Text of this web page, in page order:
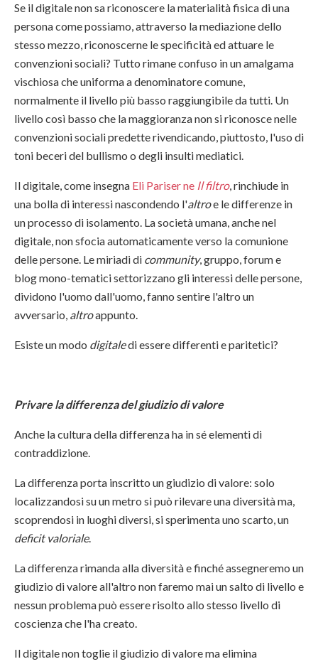
Se il digitale non sa riconoscere la materialità fisica di una
persona come possiamo, attraverso la mediazione dello
stesso mezzo, riconoscerne le specificità ed attuare le
convenzioni sociali? Tutto rimane confuso in un amalgama
vischiosa che uniforma a denominatore comune,
normalmente il livello più basso raggiungibile da tutti. Un
livello così basso che la maggioranza non si riconosce nelle
convenzioni sociali predette rivendicando, piuttosto, l'uso di
toni beceri del bullismo o degli insulti mediatici.
Il digitale, come insegna Eli Pariser ne Il filtro, rinchiude in
una bolla di interessi nascondendo l'altroe le differenze in
un processo di isolamento. La società umana, anche nel
digitale, non sfocia automaticamente verso la comunione
delle persone. Le miriadi di community, gruppo, forum e
blog mono-tematici settorizzano gli interessi delle persone,
dividono l'uomo dall'uomo, fanno sentire l'altro un
avversario, altroappunto.
Esiste un modo digitaledi essere differenti e paritetici?
Privare la differenza del giudizio di valore
Anche la cultura della differenza ha in sé elementi di
contraddizione.
La differenza porta inscritto un giudizio di valore: solo
localizzandosi su un metro si può rilevare una diversità ma,
scoprendosi in luoghi diversi, si sperimenta uno scarto, un
deficit valoriale.
La differenza rimanda alla diversità e finché assegneremo un
giudizio di valore all'altro non faremo mai un salto di livello e
nessun problema può essere risolto allo stesso livello di
coscienza che l'ha creato.
Il digitale non toglie il giudizio di valore ma elimina